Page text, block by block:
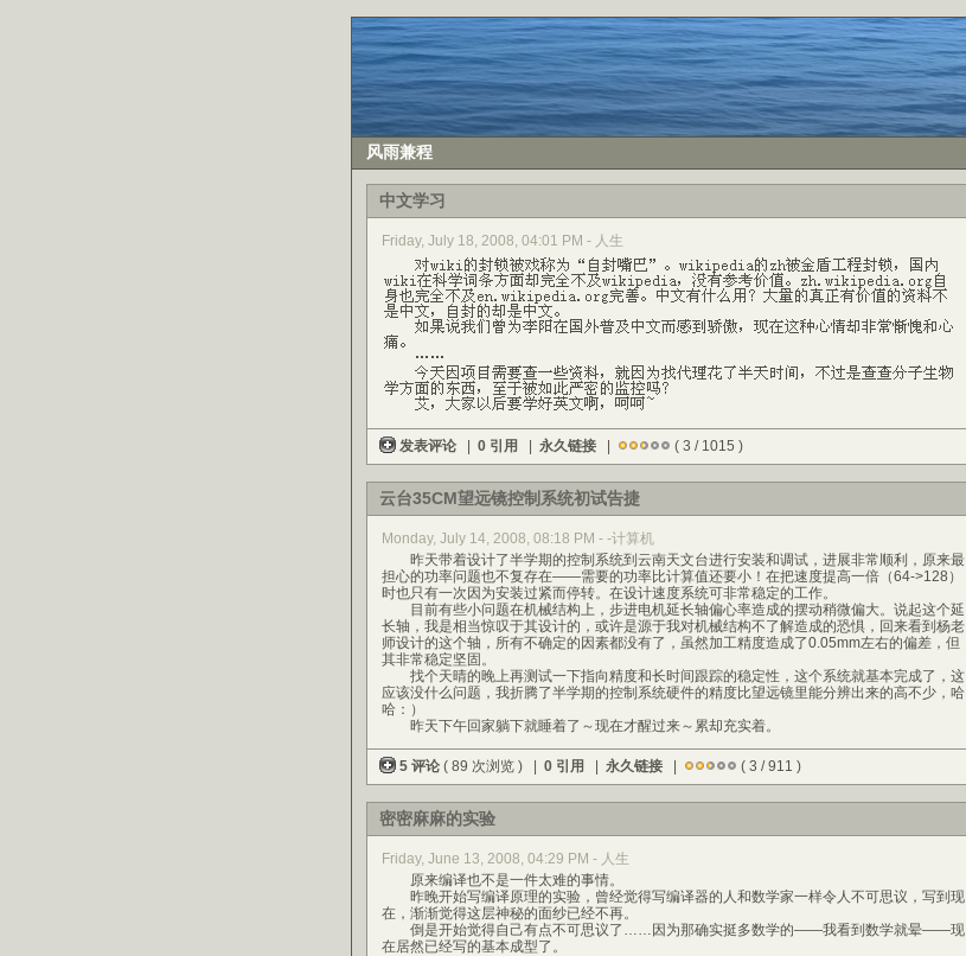
风雨兼程
中文学习
Friday, July 18, 2008, 04:01 PM - 人生
发表评论 0 引用 永久链接 ( 3 / 1015 )
云台35CM望远镜控制系统初试告捷
Monday, July 14, 2008, 08:18 PM - -计算机
昨天带着设计了半学期的控制系统到云南天文台进行安装和调试，进展非常顺利，原来最
担心的功率问题也不复存在——需要的功率比计算值还要小！在把速度提高一倍（64->128）
时也只有一次因为安装过紧而停转。在设计速度系统可非常稳定的工作。
目前有些小问题在机械结构上，步进电机延长轴偏心率造成的摆动稍微偏大。说起这个延
长轴，我是相当惊叹于其设计的，或许是源于我对机械结构不了解造成的恐惧，回来看到杨老
师设计的这个轴，所有不确定的因素都没有了，虽然加工精度造成了0.05mm左右的偏差，但
其非常稳定坚固。
找个天晴的晚上再测试一下指向精度和长时间跟踪的稳定性，这个系统就基本完成了，这
应该没什么问题，我折腾了半学期的控制系统硬件的精度比望远镜里能分辨出来的高不少，哈
哈：）
昨天下午回家躺下就睡着了～现在才醒过来～累却充实着。
5 评论 ( 89 次浏览 ) | 0 引用 永久链接 ( 3 / 911 )
密密麻麻的实验
Friday, June 13, 2008, 04:29 PM - 人生
原来编译也不是一件太难的事情。
昨晚开始写编译原理的实验，曾经觉得写编译器的人和数学家一样令人不可思议，写到现
在，渐渐觉得这层神秘的面纱已经不再。
倒是开始觉得自己有点不可思议了……因为那确实挺多数学的——我看到数学就晕——现
在居然已经写的基本成型了。